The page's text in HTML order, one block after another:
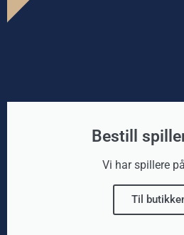
Bestill
Vi har spillere
Til